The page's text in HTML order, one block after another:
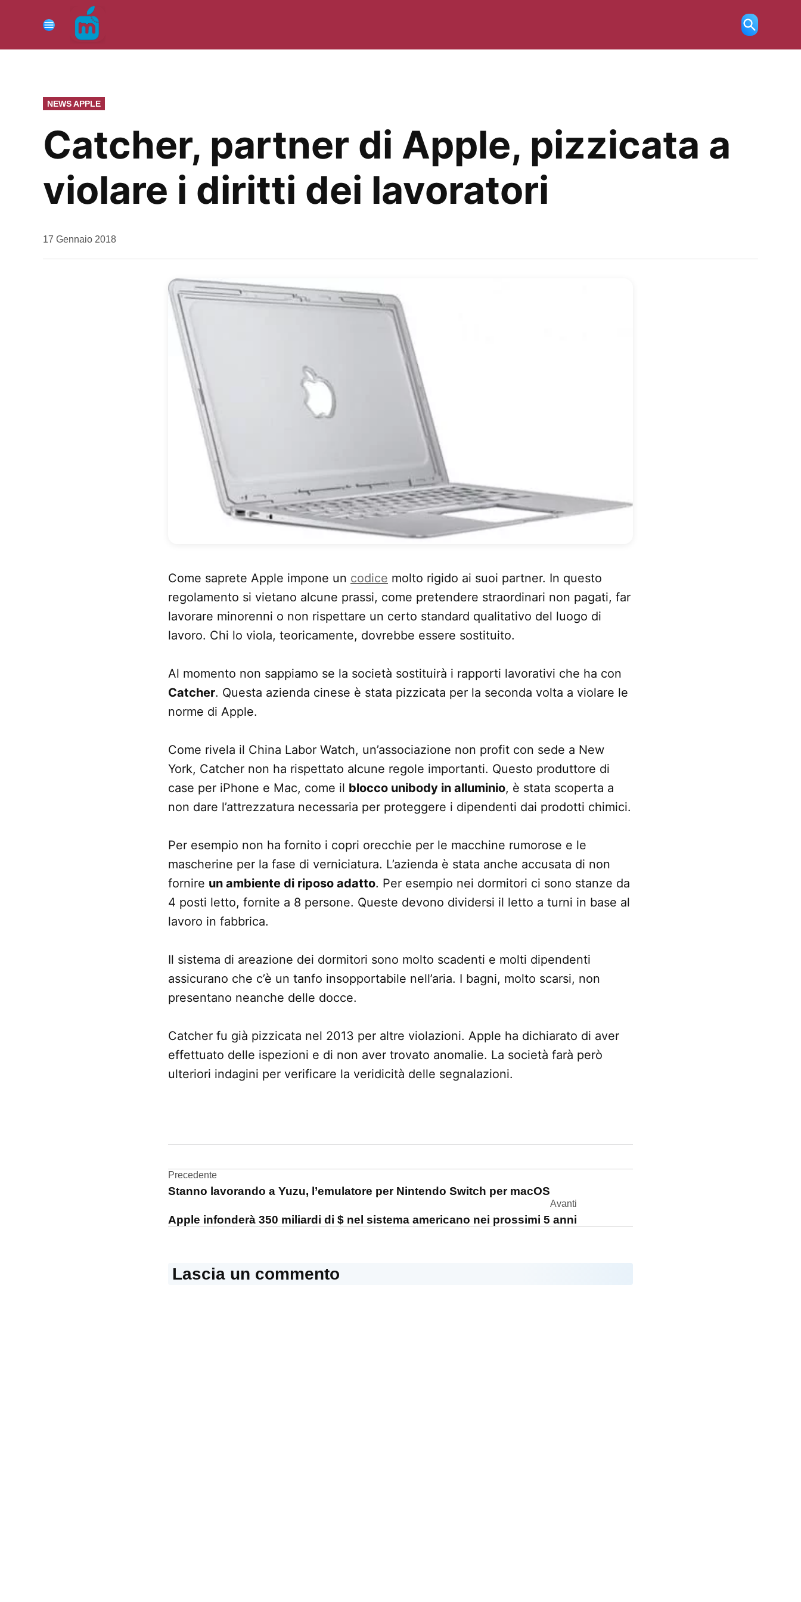
contenuto
Menu
Ricerca
aperta
PUBBLICATO
IN
NEWS APPLE
Catcher, partner di Apple, pizzicata a
violare i diritti dei lavoratori
da
17 Gennaio 2018
Come saprete Apple impone un codice molto rigido ai suoi partner. In questo
regolamento si vietano alcune prassi, come pretendere straordinari non pagati, far
lavorare minorenni o non rispettare un certo standard qualitativo del luogo di
lavoro. Chi lo viola, teoricamente, dovrebbe essere sostituito.
Al momento non sappiamo se la società sostituirà i rapporti lavorativi che ha con
Catcher. Questa azienda cinese è stata pizzicata per la seconda volta a violare le
norme di Apple.
Come rivela il China Labor Watch, un’associazione non profit con sede a New
York, Catcher non ha rispettato alcune regole importanti. Questo produttore di
case per iPhone e Mac, come il blocco unibody in alluminio, è stata scoperta a
non dare l’attrezzatura necessaria per proteggere i dipendenti dai prodotti chimici.
Per esempio non ha fornito i copri orecchie per le macchine rumorose e le
mascherine per la fase di verniciatura. L’azienda è stata anche accusata di non
fornire un ambiente di riposo adatto. Per esempio nei dormitori ci sono stanze da
4 posti letto, fornite a 8 persone. Queste devono dividersi il letto a turni in base al
lavoro in fabbrica.
Il sistema di areazione dei dormitori sono molto scadenti e molti dipendenti
assicurano che c’è un tanfo insopportabile nell’aria. I bagni, molto scarsi, non
presentano neanche delle docce.
Catcher fu già pizzicata nel 2013 per altre violazioni. Apple ha dichiarato di aver
effettuato delle ispezioni e di non aver trovato anomalie. La società farà però
ulteriori indagini per verificare la veridicità delle segnalazioni.
Navigazione
Precedente
Stanno lavorando a Yuzu, l’emulatore per Nintendo Switch per macOS
Avanti
Apple infonderà 350 miliardi di $ nel sistema americano nei prossimi 5 anni
Lascia un commento